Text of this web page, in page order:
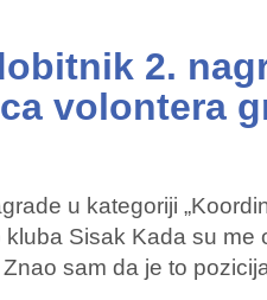
2.
volontera
u kategoriji
Sisak Kada su me
sam da je to